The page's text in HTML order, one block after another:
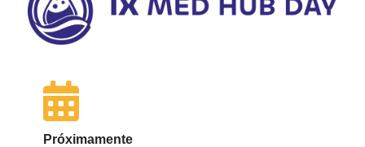
Próximamente